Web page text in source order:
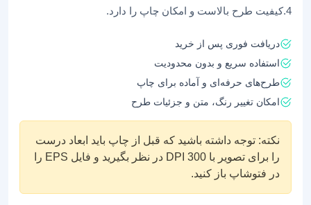
4.کیفیت طرح بالاست و امکان چاپ را دارد.
دریافت فوری پس از خرید
استفاده سریع و بدون محدودیت
طرح‌های حرفه‌ای و آماده برای چاپ
امکان تغییر رنگ، متن و جزئیات طرح
نکته: توجه داشته باشید که قبل از چاپ باید ابعاد درست
را برای تصویر با DPI 300 در نظر بگیرید و فایل EPS را
در فتوشاپ باز کنید.